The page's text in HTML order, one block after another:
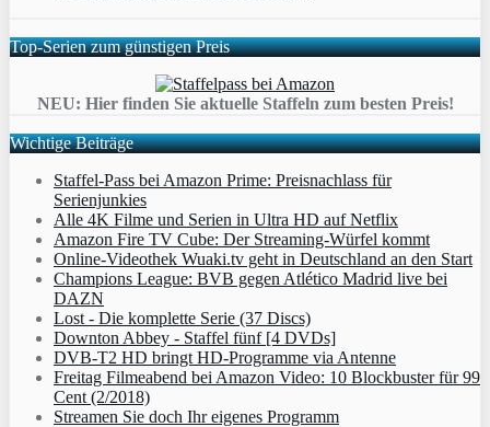
Top-Serien zum günstigen Preis
NEU: Hier finden Sie aktuelle Staffeln zum besten Preis!
Wichtige Beiträge
Staffel-Pass bei Amazon Prime: Preisnachlass für
Serienjunkies
Alle 4K Filme und Serien in Ultra HD auf Netflix
Amazon Fire TV Cube: Der Streaming-Würfel kommt
Online-Videothek Wuaki.tv geht in Deutschland an den Start
Champions League: BVB gegen Atlético Madrid live bei
DAZN
Lost - Die komplette Serie (37 Discs)
Downton Abbey - Staffel fünf [4 DVDs]
DVB-T2 HD bringt HD-Programme via Antenne
Freitag Filmeabend bei Amazon Video: 10 Blockbuster für 99
Cent (2/2018)
Streamen Sie doch Ihr eigenes Programm